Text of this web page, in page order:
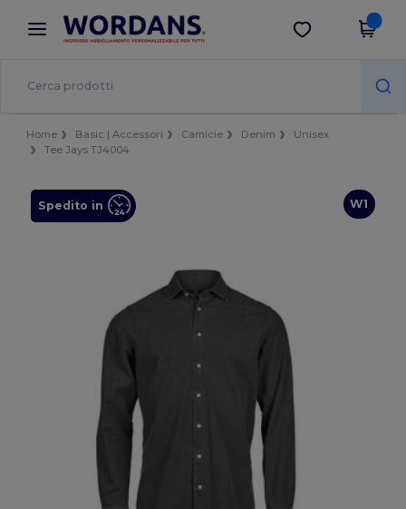
× App Wordans
Prezzi migliori sull'app!
Scarica app
Home Basic | Accessori Camicie Denim
Unisex
Tee Jays TJ4004
W1
Spedito in